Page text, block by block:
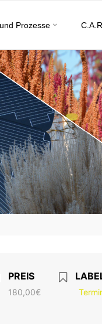
Prozesse
PREIS
180,00€